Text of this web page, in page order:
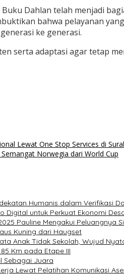
Dahlan telah menjadi
bahwa pelayanan
ke generasi.
serta adaptasi agar tetap
Lewat One Stop Services di
Norwegia dari World Cup
Humanis dalam Verifikasi
Digital untuk Perkuat Ekonomi
Pauline Mengakui Peluangnya
Kuning dari Haugset
Anak Tidak Sekolah, Wujud
Km pada Etape III
Sebagai Juara
Lewat Pelatihan Komunikasi